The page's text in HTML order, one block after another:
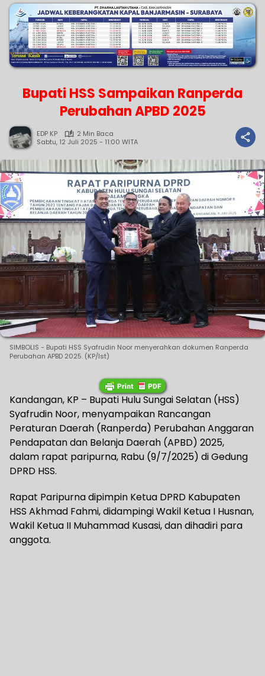
Bupati HSS Sampaikan Ranperda
Perubahan APBD 2025
EDP KP
2 Min Baca
Sabtu, 12 Juli 2025 - 11:00 WITA
SIMBOLIS - Bupati HSS Syafrudin Noor menyerahkan dokumen Ranperda
Perubahan APBD 2025. (KP/Ist)
Kandangan, KP – Bupati Hulu Sungai Selatan (HSS)
Syafrudin Noor, menyampaikan Rancangan
Peraturan Daerah (Ranperda) Perubahan Anggaran
Pendapatan dan Belanja Daerah (APBD) 2025,
dalam rapat paripurna, Rabu (9/7/2025) di Gedung
DPRD HSS.
Rapat Paripurna dipimpin Ketua DPRD Kabupaten
HSS Akhmad Fahmi, didampingi Wakil Ketua I Husnan,
Wakil Ketua II Muhammad Kusasi, dan dihadiri para
anggota.